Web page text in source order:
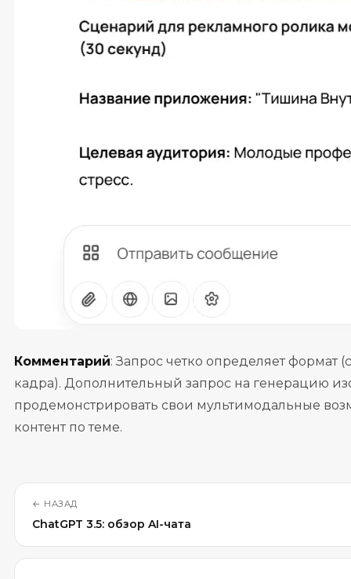
Комментарий: Запрос четко определяет формат
кадра). Дополнительный запрос на генерацию
продемонстрировать свои мультимодальные
контент по теме.
← НАЗАД
ChatGPT 3.5: обзор AI-чата